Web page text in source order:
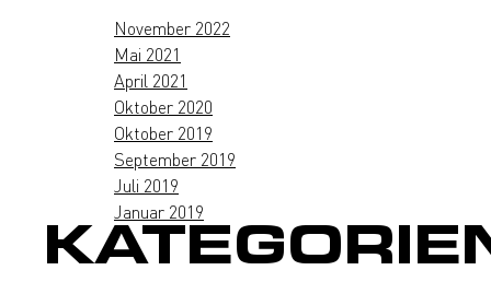
November 2022
Mai 2021
April 2021
Oktober 2020
Oktober 2019
September 2019
Juli 2019
Januar 2019